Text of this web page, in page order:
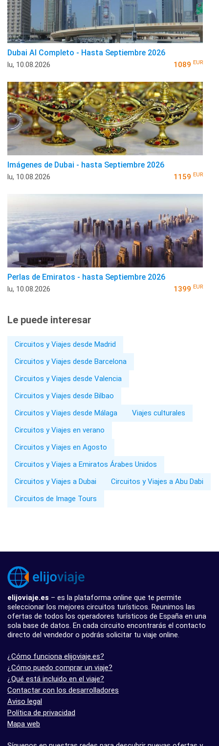
Dubai Al Completo - Hasta Septiembre 2026
lu, 10.08.2026 1089 EUR
Imágenes de Dubai - hasta Septiembre 2026
lu, 10.08.2026 1159 EUR
Perlas de Emiratos - hasta Septiembre 2026
lu, 10.08.2026 1399 EUR
Le puede interesar
Circuitos y Viajes desde Madrid
Circuitos y Viajes desde Barcelona
Circuitos y Viajes desde Valencia
Circuitos y Viajes desde Bilbao
Circuitos y Viajes desde Málaga
Viajes culturales
Circuitos y Viajes en verano
Circuitos y Viajes en Agosto
Circuitos y Viajes a Emiratos Árabes Unidos
Circuitos y Viajes a Dubai
Circuitos y Viajes a Abu Dabi
Circuitos de Image Tours
elijoviaje.es – es la plataforma online que te permite
seleccionar los mejores circuitos turísticos. Reunimos las
ofertas de todos los operadores turísticos de España en una
sola base de datos. En cada circuito encontrarás el contacto
directo del vendedor o podrás solicitar tu viaje online.
¿Cómo funciona elijoviaje.es?
¿Cómo puedo comprar un viaje?
¿Qué está incluido en el viaje?
Contactar con los desarrolladores
Aviso legal
Política de privacidad
Mapa web